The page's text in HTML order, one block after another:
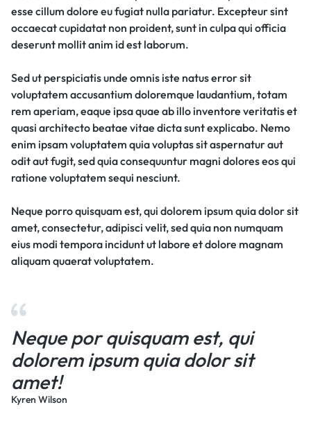
esse cillum dolore eu fugiat nulla pariatur. Excepteur sint
occaecat cupidatat non proident, sunt in culpa qui officia
deserunt mollit anim id est laborum.
Sed ut perspiciatis unde omnis iste natus error sit
voluptatem accusantium doloremque laudantium, totam
rem aperiam, eaque ipsa quae ab illo inventore veritatis et
quasi architecto beatae vitae dicta sunt explicabo. Nemo
enim ipsam voluptatem quia voluptas sit aspernatur aut
odit aut fugit, sed quia consequuntur magni dolores eos qui
ratione voluptatem sequi nesciunt.
Neque porro quisquam est, qui dolorem ipsum quia dolor sit
amet, consectetur, adipisci velit, sed quia non numquam
eius modi tempora incidunt ut labore et dolore magnam
aliquam quaerat voluptatem.
Neque por quisquam est, qui
dolorem ipsum quia dolor sit
amet!
Kyren Wilson